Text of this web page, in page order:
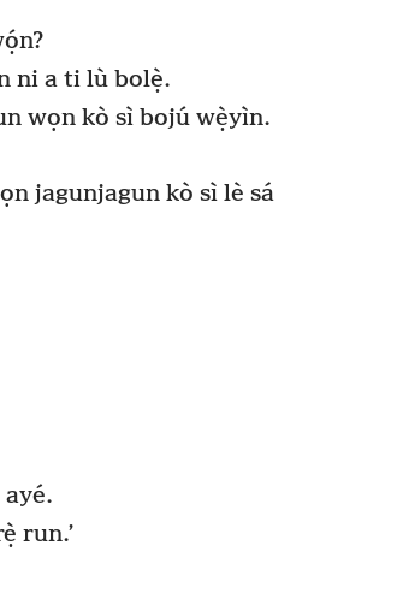
ni a ti lù bolẹ̀.
wọn kò sì bojú wẹ̀yìn.
jagunjagun kò sì lè sá
ayé.
run.’